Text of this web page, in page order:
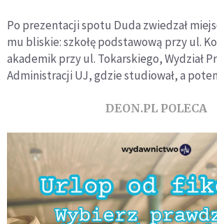
Po prezentacji spotu Duda zwiedzał
mu bliskie: szkołę podstawową przy ul.
akademik przy ul. Tokarskiego, Wydział
Administracji UJ, gdzie studiował, a
DEON.PL POLECA